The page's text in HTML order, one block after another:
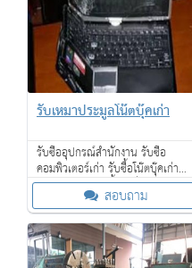
รับเหมาประมูลโน๊ตบุ๊คเก่า
รับซื้ออุปกรณ์สำนักงาน รับซื้อ
คอมพิวเตอร์เก่า รับซื้อโน๊ตบุ๊คเก่าพูด
คุยกันก่อนได้ รับซื้อถึงที่ ถึงโรงงาน
ของท่าน ตามกำหนดเวลา ให้ราคาดี
สอบถาม